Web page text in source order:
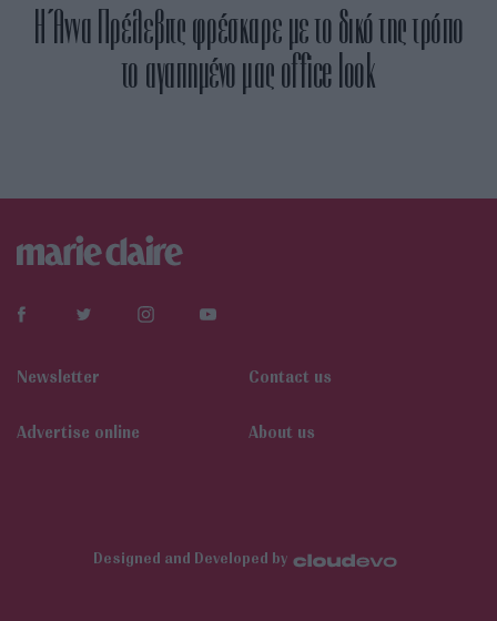
Η Άννα Πρέλεβιτς φρέσκαρε με το δικό της τρόπο
το αγαπημένο μας office look
Newsletter Contact us
Αdvertise online About us
Designed and Developed by